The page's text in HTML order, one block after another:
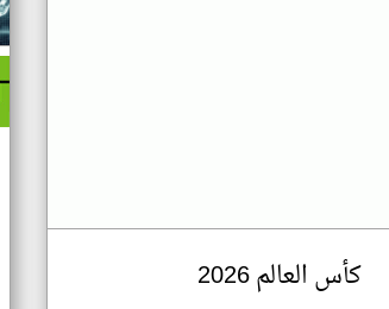
كأس العالم 2026